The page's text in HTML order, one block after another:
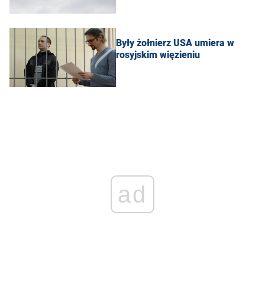
Były żołnierz USA umiera w
rosyjskim więzieniu
ad